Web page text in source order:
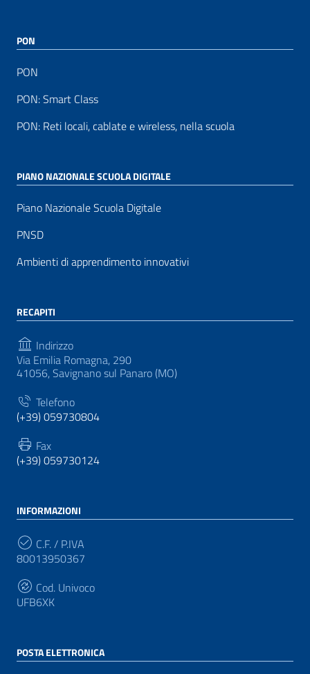
PON
PON
PON: Smart Class
PON: Reti locali, cablate e wireless, nella scuola
PIANO NAZIONALE SCUOLA DIGITALE
Piano Nazionale Scuola Digitale
PNSD
Ambienti di apprendimento innovativi
RECAPITI
Indirizzo
Via Emilia Romagna, 290
41056, Savignano sul Panaro (MO)
Telefono
(+39) 059730804
Fax
(+39) 059730124
INFORMAZIONI
C.F. / P.IVA
80013950367
Cod. Univoco
UFB6XK
POSTA ELETTRONICA